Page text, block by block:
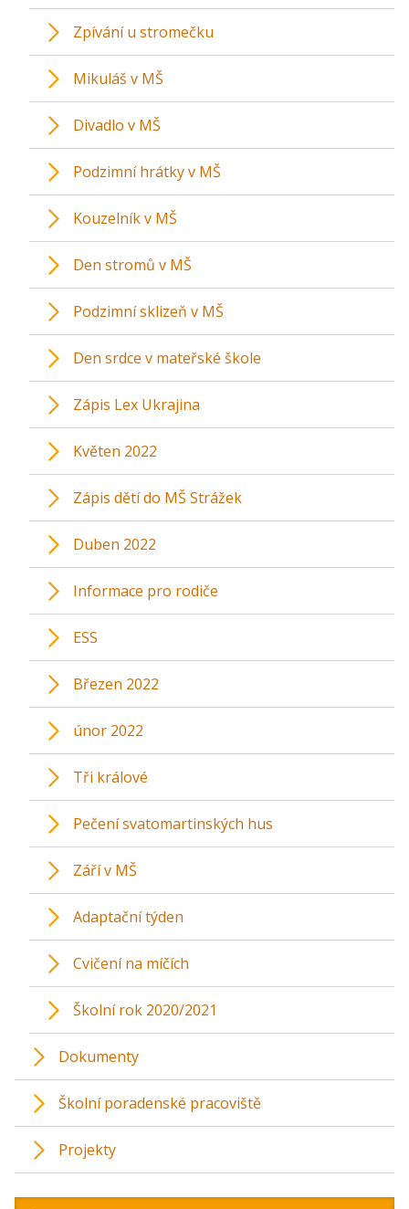
Zpívání u stromečku
Mikuláš v MŠ
Divadlo v MŠ
Podzimní hrátky v MŠ
Kouzelník v MŠ
Den stromů v MŠ
Podzimní sklizeň v MŠ
Den srdce v mateřské škole
Zápis Lex Ukrajina
Květen 2022
Zápis dětí do MŠ Strážek
Duben 2022
Informace pro rodiče
ESS
Březen 2022
únor 2022
Tři králové
Pečení svatomartinských hus
Září v MŠ
Adaptační týden
Cvičení na míčích
Školní rok 2020/2021
Dokumenty
Školní poradenské pracoviště
Projekty